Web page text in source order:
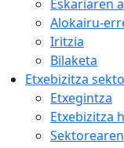
Eskariaren
Alokairu-
Iritzia
Bilaketa
Etxebizitza
Etxegintza
Etxebizitza